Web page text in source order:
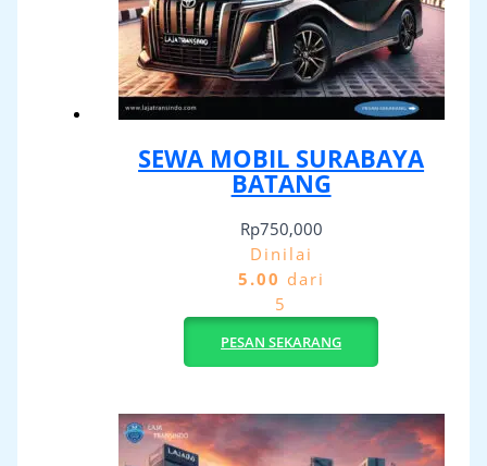
SEWA MOBIL SURABAYA
BATANG
Rp750,000
Dinilai
5.00 dari
5
PESAN SEKARANG